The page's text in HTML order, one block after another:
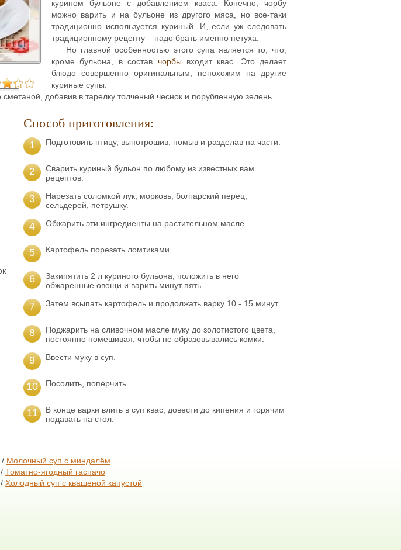
курином бульоне с добавлением кваса. Конечно, чорбу
можно варить и на бульоне из другого мяса, но все-таки
традиционно используется куриный. И, если уж следовать
традиционному рецепту – надо брать именно петуха.
Но главной особенностью этого супа является то, что,
кроме бульона, в состав чорбы входит квас. Это делает
блюдо совершенно оригинальным, непохожим на другие
куриные супы.
добавив в тарелку толченый чеснок и порубленную зелень.
Способ приготовления:
1 Подготовить птицу, выпотрошив, помыв и разделав на части.
2
Сварить куриный бульон по любому из известных вам
рецептов.
3
Нарезать соломкой лук, морковь, болгарский перец,
сельдерей, петрушку.
4 Обжарить эти ингредиенты на растительном масле.
5 Картофель порезать ломтиками.
6
Закипятить 2 л куриного бульона, положить в него
обжаренные овощи и варить минут пять.
7 Затем всыпать картофель и продолжать варку 10 - 15 минут.
8
Поджарить на сливочном масле муку до золотистого цвета,
постоянно помешивая, чтобы не образовывались комки.
9 Ввести муку в суп.
10 Посолить, поперчить.
11
В конце варки влить в суп квас, довести до кипения и горячим
подавать на стол.
Молочный суп с миндалём
Томатно-ягодный гаспачо
Холодный суп с квашеной капустой